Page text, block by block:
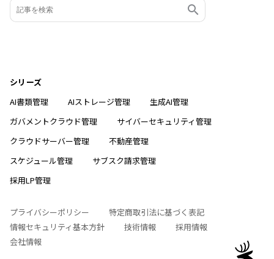
シリーズ
AI書類管理
AIストレージ管理
生成AI管理
ガバメントクラウド管理
サイバーセキュリティ管理
クラウドサーバー管理
不動産管理
スケジュール管理
サブスク請求管理
採用LP管理
プライバシーポリシー
特定商取引法に基づく表記
情報セキュリティ基本方針
技術情報
採用情報
会社情報